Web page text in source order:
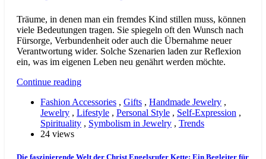
Träume, in denen man ein fremdes Kind stillen muss, können
viele Bedeutungen tragen. Sie spiegeln oft den Wunsch nach
Fürsorge, Verbundenheit oder auch die Übernahme neuer
Verantwortung wider. Solche Szenarien laden zur Reflexion
ein, was im eigenen Leben neu genährt werden möchte.
Continue reading
Fashion Accessories , Gifts , Handmade Jewelry ,
Jewelry , Lifestyle , Personal Style , Self-Expression ,
Spirituality , Symbolism in Jewelry , Trends
24 views
Die faszinierende Welt der Christ Engelsrufer Kette: Ein Begleiter für